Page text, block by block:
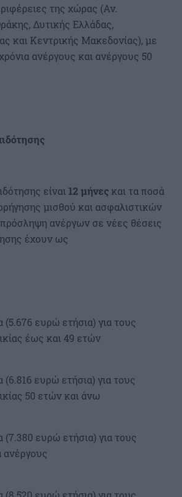
της χώρας (Αν.
Δυτικής Ελλάδας,
και Κεντρικής Μακεδονίας), με
ανέργους και ανέργους 50
είναι12 μήνεςκαι τα ποσά
μισθού και ασφαλιστικών
ανέργων σε νέες θέσεις
έχουν ως
(5.676 ευρώ ετήσια) για τους
έως και 49 ετών
(6.816 ευρώ ετήσια) για τους
50 ετών και άνω
(7.380 ευρώ ετήσια) για τους
ανέργους